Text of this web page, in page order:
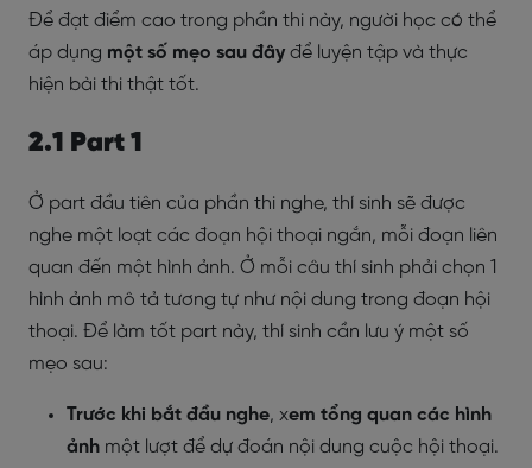
Để đạt điểm cao trong phần thi này, người học có thể
áp dụng một số mẹo sau đây để luyện tập và thực
hiện bài thi thật tốt.
2.1 Part 1
Ở part đầu tiên của phần thi nghe, thí sinh sẽ được
nghe một loạt các đoạn hội thoại ngắn, mỗi đoạn liên
quan đến một hình ảnh. Ở mỗi câu thí sinh phải chọn 1
hình ảnh mô tả tương tự như nội dung trong đoạn hội
thoại. Để làm tốt part này, thí sinh cần lưu ý một số
mẹo sau:
Trước khi bắt đầu nghe, xem tổng quan các hình
ảnh một lượt để dự đoán nội dung cuộc hội thoại.